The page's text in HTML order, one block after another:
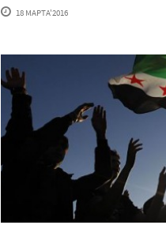
18 МАРТА'2016